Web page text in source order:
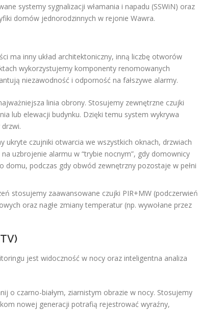
systemy sygnalizacji włamania i napadu (SSWiN) oraz
domów jednorodzinnych w rejonie Wawra.
ma inny układ architektoniczny, inną liczbę otworów
wykorzystujemy komponenty renomowanych
niezawodność i odporność na fałszywe alarmy.
linia obrony. Stosujemy zewnętrzne czujki
lub elewacji budynku. Dzięki temu system wykrywa
ukryte czujniki otwarcia we wszystkich oknach, drzwiach
uzbrojenie alarmu w “trybie nocnym”, gdy domownicy
podczas gdy obwód zewnętrzny pozostaje w pełni
stosujemy zaawansowane czujki PIR+MW (podczerwień
oraz nagłe zmiany temperatur (np. wywołane przez
jest widoczność w nocy oraz inteligentna analiza
o czarno-białym, ziarnistym obrazie w nocy. Stosujemy
nowej generacji potrafią rejestrować wyraźny,